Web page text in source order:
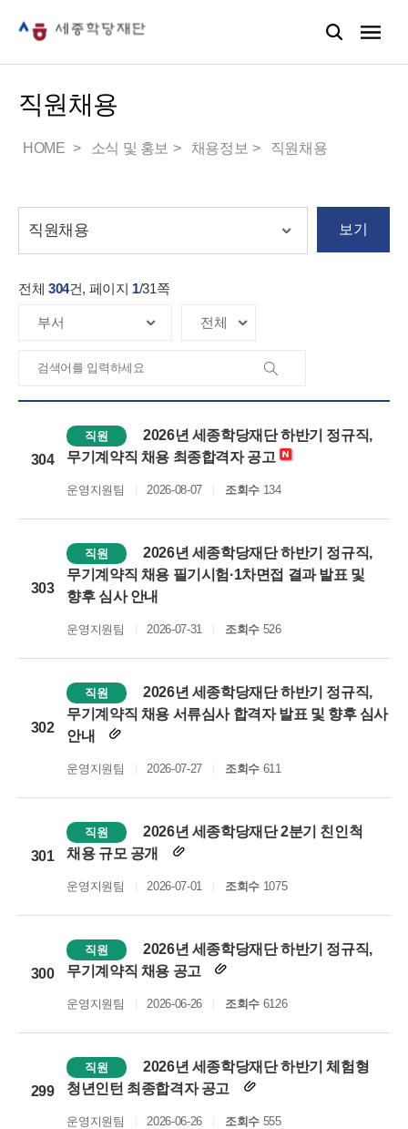
직원채용
HOME 소식 및 홍보 채용정보 직원채용
보기
전체 304건, 페이지 1/31쪽
304
직원
2026년 세종학당재단 하반기 정규직,
무기계약직 채용 최종합격자 공고
운영지원팀 2026-08-07 조회수134
303
직원
2026년 세종학당재단 하반기 정규직,
무기계약직 채용 필기시험·1차면접 결과 발표 및
향후 심사 안내
운영지원팀 2026-07-31 조회수526
302
직원
2026년 세종학당재단 하반기 정규직,
무기계약직 채용 서류심사 합격자 발표 및 향후 심사
안내
운영지원팀 2026-07-27 조회수611
301
직원
2026년 세종학당재단 2분기 친인척
채용 규모 공개
운영지원팀 2026-07-01 조회수1075
300
직원
2026년 세종학당재단 하반기 정규직,
무기계약직 채용 공고
운영지원팀 2026-06-26 조회수6126
299
직원
2026년 세종학당재단 하반기 체험형
청년인턴 최종합격자 공고
운영지원팀 2026-06-26 조회수555